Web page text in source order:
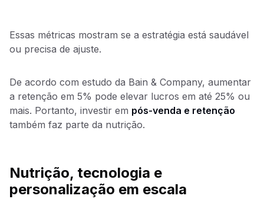
Essas métricas mostram se a estratégia está saudável
ou precisa de ajuste.
De acordo com estudo da Bain & Company, aumentar
a retenção em 5% pode elevar lucros em até 25% ou
mais. Portanto, investir em pós-venda e retenção
também faz parte da nutrição.
Nutrição, tecnologia e
personalização em escala